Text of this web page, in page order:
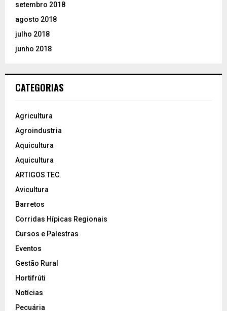
setembro 2018
agosto 2018
julho 2018
junho 2018
CATEGORIAS
Agricultura
Agroindustria
Aquicultura
Aquicultura
ARTIGOS TEC.
Avicultura
Barretos
Corridas Hípicas Regionais
Cursos e Palestras
Eventos
Gestão Rural
Hortifrúti
Notícias
Pecuária